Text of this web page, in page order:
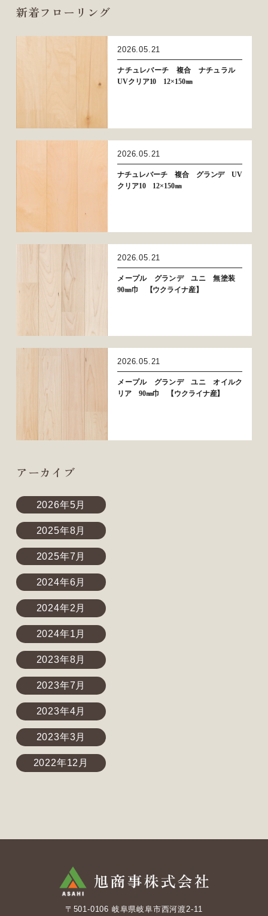
新着フローリング
2026.05.21
ナチュレバーチ 複合 ナチュラル
UVクリア10 12×150㎜
2026.05.21
ナチュレバーチ 複合 グランデ UV
クリア10 12×150㎜
2026.05.21
メープル グランデ ユニ 無塗装
90㎜巾 【ウクライナ産】
2026.05.21
メープル グランデ ユニ オイルク
リア 90㎜巾 【ウクライナ産】
アーカイブ
2026年5月
2025年8月
2025年7月
2024年6月
2024年2月
2024年1月
2023年8月
2023年7月
2023年4月
2023年3月
2022年12月
〒501-0106 岐阜県岐阜市西河渡2-11